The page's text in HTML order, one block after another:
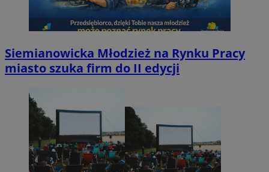
Siemianowicka Młodzież na Rynku Pracy
miasto szuka firm do II edycji